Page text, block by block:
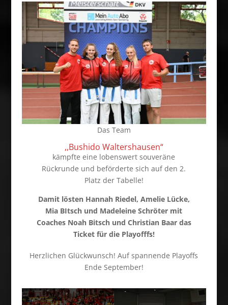
Das Team
,,Bushido Waltershausen“
kämpfte eine lobenswert souveräne
Rückrunde und beförderte sich auf den 2.
Platz der Tabelle!
Damit lösten Hannah Riedel, Amelie Lücke,
Mia BItsch und Madeleine Schröter mit
Coaches Noah Bitsch und Christian Baar das
Ticket für die Playofffs!
Herzlichen Glückwunsch! Auf spannende Playoffs
Ende September!